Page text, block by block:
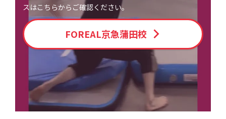
スはこちらからご確認ください。
FOREAL京急蒲田校